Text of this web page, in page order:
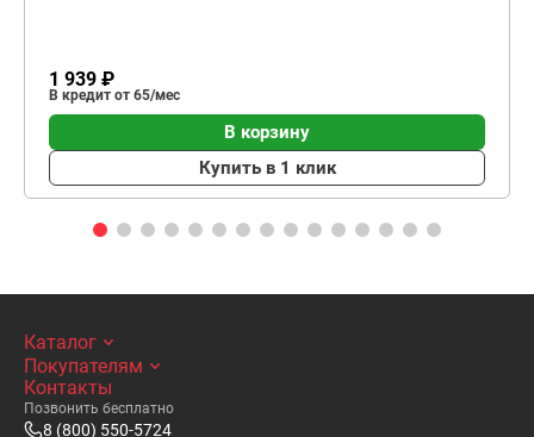
1 939 ₽
В кредит от 65/мес
В корзину
Купить в 1 клик
Каталог
Покупателям
Контакты
Позвонить бесплатно
8 (800) 550-5724